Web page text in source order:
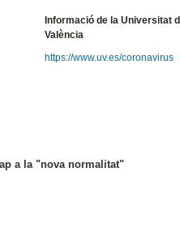
Informació de la Universitat
València
https://www.uv.es/coronavirus
a la "nova normalitat"